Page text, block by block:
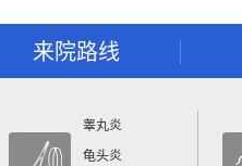
来院路线
睾丸炎
龟头炎